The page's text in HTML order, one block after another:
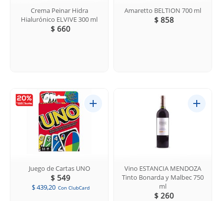
Crema Peinar Hidra
Hialurónico ELVIVE 300 ml
$ 660
Amaretto BELTION 700 ml
$ 858
Juego de Cartas UNO
$ 549
$ 439,20 Con ClubCard
Vino ESTANCIA MENDOZA
Tinto Bonarda y Malbec 750
ml
$ 260